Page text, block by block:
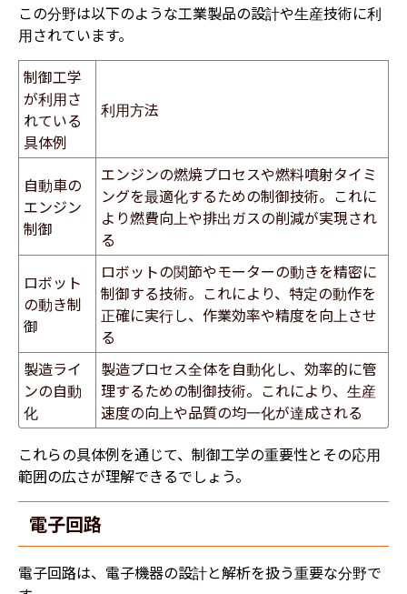
この分野は以下のような工業製品の設計や生産技術に利
用されています。
制御工学
が利用さ
れている
具体例
利用方法
自動車の
エンジン
制御
エンジンの燃焼プロセスや燃料噴射タイミ
ングを最適化するための制御技術。これに
より燃費向上や排出ガスの削減が実現され
る
ロボット
の動き制
御
ロボットの関節やモーターの動きを精密に
制御する技術。これにより、特定の動作を
正確に実行し、作業効率や精度を向上させ
る
製造ライ
ンの自動
化
製造プロセス全体を自動化し、効率的に管
理するための制御技術。これにより、生産
速度の向上や品質の均一化が達成される
これらの具体例を通じて、制御工学の重要性とその応用
範囲の広さが理解できるでしょう。
電子回路
電子回路は、電子機器の設計と解析を扱う重要な分野で